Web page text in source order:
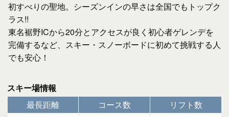
初すべりの聖地。シーズンインの早さは全国でもトップク
ラス!!
東名裾野ICから20分とアクセスが良く初心者ゲレンデを
完備するなど、スキー・スノーボードに初めて挑戦する人
でも安心！
スキー場情報
最長距離
コース数
リフト数